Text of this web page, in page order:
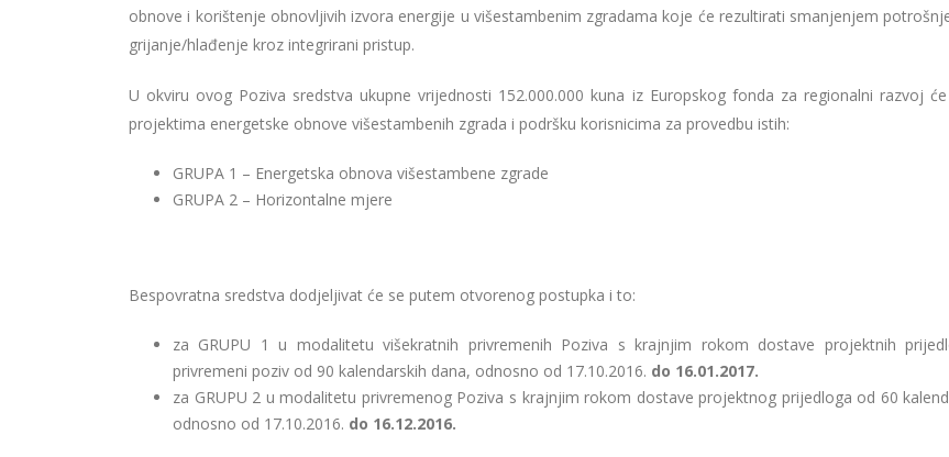
obnove i korištenje obnovljivih izvora energije u višestambenim zgradama koje će rezultirati smanjenjem
grijanje/hlađenje kroz integrirani pristup.
U okviru ovog Poziva sredstva ukupne vrijednosti 152.000.000 kuna iz Europskog fonda za regionalni razvoj
projektima energetske obnove višestambenih zgrada i podršku korisnicima za provedbu istih:
GRUPA 1 – Energetska obnova višestambene zgrade
GRUPA 2 – Horizontalne mjere
Bespovratna sredstva dodjeljivat će se putem otvorenog postupka i to:
za GRUPU 1 u modalitetu višekratnih privremenih Poziva s krajnjim rokom dostave projektnih
privremeni poziv od 90 kalendarskih dana, odnosno od 17.10.2016. do 16.01.2017.
za GRUPU 2 u modalitetu privremenog Poziva s krajnjim rokom dostave projektnog prijedloga od 60
odnosno od 17.10.2016. do 16.12.2016.